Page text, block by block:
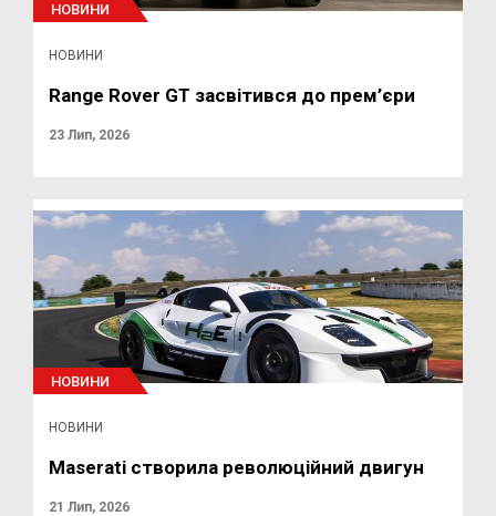
НОВИНИ
НОВИНИ
Range Rover GT засвітився до прем’єри
23 Лип, 2026
НОВИНИ
НОВИНИ
Maserati створила революційний двигун
21 Лип, 2026